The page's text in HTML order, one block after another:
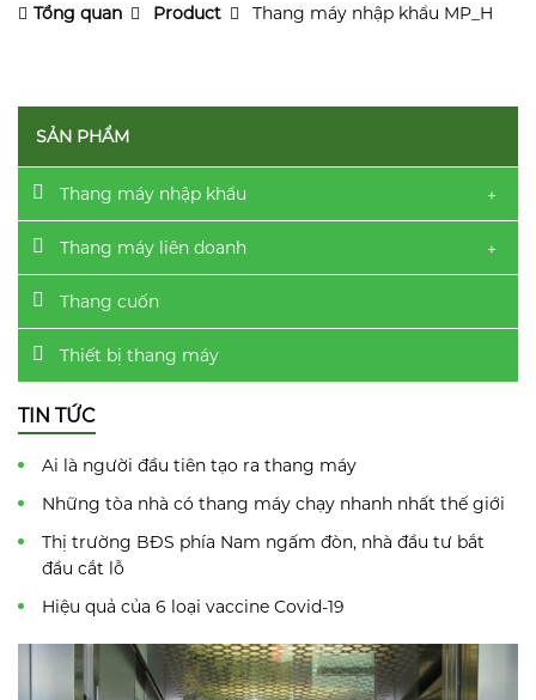
Tổng quan Product Thang máy nhập khẩu MP_H
SẢN PHẨM
Thang máy nhập khẩu
Thang máy liên doanh
Thang cuốn
Thiết bị thang máy
TIN TỨC
Ai là người đầu tiên tạo ra thang máy
Những tòa nhà có thang máy chạy nhanh nhất thế giới
Thị trường BĐS phía Nam ngấm đòn, nhà đầu tư bắt
đầu cắt lỗ
Hiệu quả của 6 loại vaccine Covid-19